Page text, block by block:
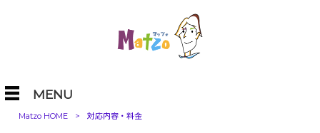
MENU
Matzo HOME > 対応内容・料金